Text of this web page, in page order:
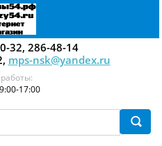
32, 286-48-14
mps-nsk@yandex.ru
17:00